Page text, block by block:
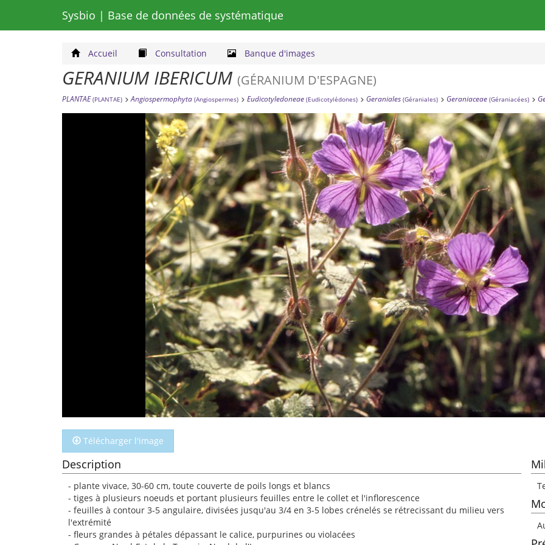
Sysbio | Base de données de systématique
Accueil Consultation Banque d'images
GERANIUM IBERICUM (GÉRANIUM D'ESPAGNE)
PLANTAE (PLANTAE) Angiospermophyta (Angiospermes) Eudicotyledoneae (Eudicotylédones) Geraniales (Géraniales) Geraniaceae (Géraniacées)
Télécharger l'image
Description
- plante vivace, 30-60 cm, toute couverte de poils longs et blancs
- tiges à plusieurs noeuds et portant plusieurs feuilles entre le collet et l'inflorescence
- feuilles à contour 3-5 angulaire, divisées jusqu'au 3/4 en 3-5 lobes crénelés se rétrecissant du milieu vers
l'extrémité
- fleurs grandes à pétales dépassant le calice, purpurines ou violacées